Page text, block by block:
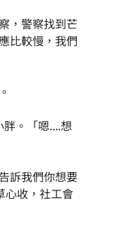
，警察找到芒
比較慢，我們
。「嗯....想
訴我們你想要
心收，社工會